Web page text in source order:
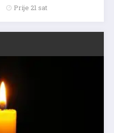
Prije 21 sat